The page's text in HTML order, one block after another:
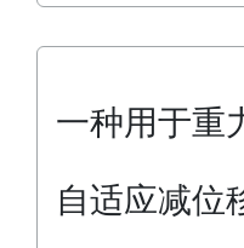
一种用于重
自适应减位